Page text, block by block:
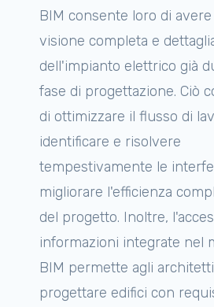
BIM consente loro di
visione completa e
dell'impianto elettrico già
fase di progettazione. Ciò
di ottimizzare il flusso di
identificare e risolvere
tempestivamente le
migliorare l'efficienza
del progetto. Inoltre,
informazioni integrate nel
BIM permette agli
progettare edifici con